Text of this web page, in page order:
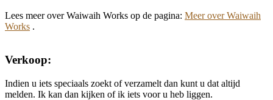
Lees meer over Waiwaih Works op de pagina: Meer over Waiwaih
Works .
Verkoop:
Indien u iets speciaals zoekt of verzamelt dan kunt u dat altijd
melden. Ik kan dan kijken of ik iets voor u heb liggen.